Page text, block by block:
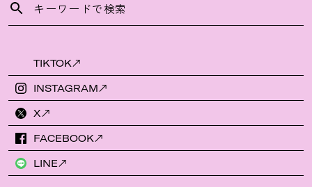
TIKTOK
INSTAGRAM
X
FACEBOOK
LINE